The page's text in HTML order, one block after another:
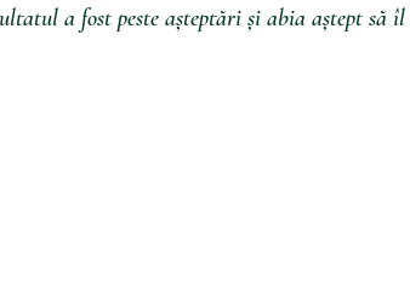
a fost peste așteptări și abia aștept să